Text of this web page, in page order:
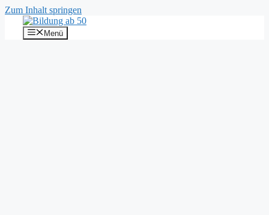
Zum Inhalt springen
Menü